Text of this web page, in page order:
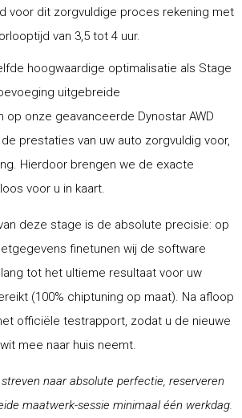
voor dit zorgvuldige proces rekening met
van 3,5 tot 4 uur.
hoogwaardige optimalisatie als Stage
uitgebreide
op onze geavanceerde Dynostar AWD
prestaties van uw auto zorgvuldig voor,
Hierdoor brengen we de exacte
voor u in kaart.
deze stage is de absolute precisie: op
finetunen wij de software
tot het ultieme resultaat voor uw
(100% chiptuning op maat). Na afloop
officiële testrapport, zodat u de nieuwe
mee naar huis neemt.
naar absolute perfectie, reserveren
maatwerk-sessie minimaal één werkdag.